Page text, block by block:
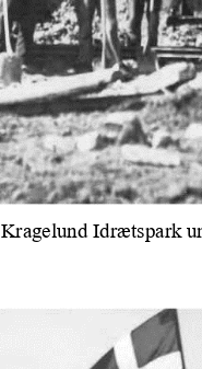
Kragelund Idrætspark